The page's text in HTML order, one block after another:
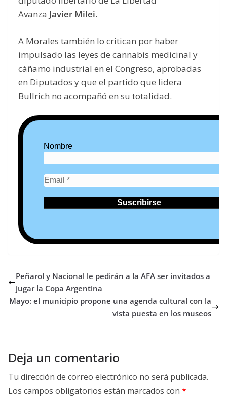
Avanza Javier Milei.
A Morales también lo critican por haber
impulsado las leyes de cannabis medicinal y
cáñamo industrial en el Congreso, aprobadas
en Diputados y que el partido que lidera
Bullrich no acompañó en su totalidad.
Nombre
Peñarol y Nacional le pedirán a la AFA ser invitados a
jugar la Copa Argentina
Mayo: el municipio propone una agenda cultural con la
vista puesta en los museos
Deja un comentario
Tu dirección de correo electrónico no será publicada.
Los campos obligatorios están marcados con *